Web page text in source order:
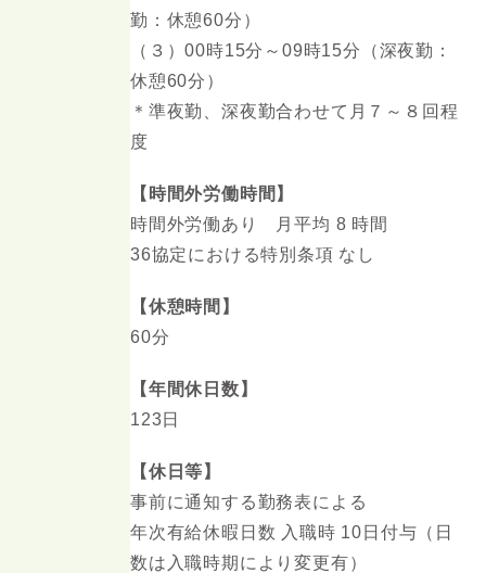
勤：休憩60分）
（３）00時15分～09時15分（深夜勤：
休憩60分）
＊準夜勤、深夜勤合わせて月７～８回程
度
【時間外労働時間】
時間外労働あり 月平均 8 時間
36協定における特別条項 なし
【休憩時間】
60分
【年間休日数】
123日
【休日等】
事前に通知する勤務表による
年次有給休暇日数 入職時 10日付与（日
数は入職時期により変更有）